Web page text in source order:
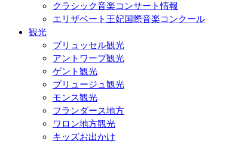
クラシック音楽コンサート情報
エリザベート王妃国際音楽コンクール
観光
ブリュッセル観光
アントワープ観光
ゲント観光
ブリュージュ観光
モンス観光
フランダース地方
ワロン地方観光
キッズお出かけ